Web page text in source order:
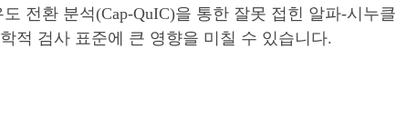
전환 분석(Cap-QuIC)을 통한 잘못 접힌 알파-시누클
적 검사 표준에 큰 영향을 미칠 수 있습니다.